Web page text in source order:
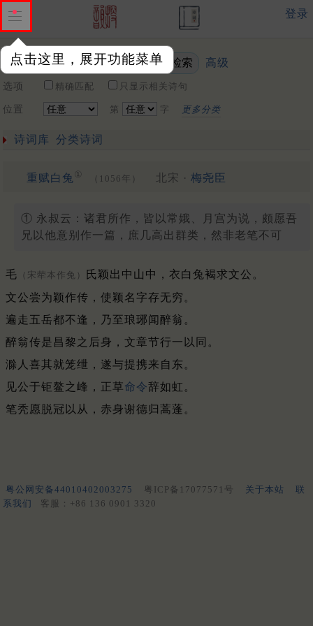
点击这里，展开功能菜单
登录
关键词 高级
选项 精确匹配 只显示相关诗句
位置 第 字 更多分类
诗词库 分类诗词
重赋白兔 ① （1056年） 北宋 · 梅尧臣
① 永叔云：诸君所作，皆以常娥、月宫为说，颇愿吾
兄以他意别作一篇，庶几高出群类，然非老笔不可
毛 （宋荦本作兔）
氏颖出中山中，衣白兔褐求文公。
文公尝为颖作传，使颖名字存无穷。
遍走五岳都不逢，乃至琅琊闻醉翁。
醉翁传是昌黎之后身，文章节行一以同。
滁人喜其就笼绁，遂与提携来自东。
见公于钜鳌之峰，正草命令辞如虹。
笔秃愿脱冠以从，赤身谢德归蒿蓬。
粤公网安备44010402003275 粤ICP备17077571号 关于本站
联
系我们
客服：+86 136 0901 3320